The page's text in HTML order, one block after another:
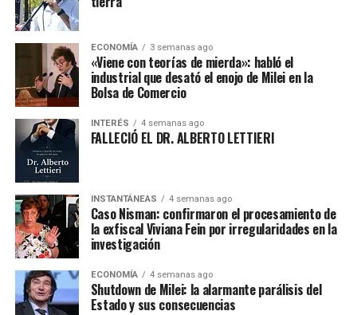
ECONOMÍA 3 semanas ago
«Viene con teorías de mierda»: habló el
industrial que desató el enojo de Milei en la
Bolsa de Comercio
INTERÉS 4 semanas ago
FALLECIÓ EL DR. ALBERTO LETTIERI
INSTANTÁNEAS 4 semanas ago
Caso Nisman: confirmaron el procesamiento de
la exfiscal Viviana Fein por irregularidades en la
investigación
ECONOMÍA 4 semanas ago
Shutdown de Milei: la alarmante parálisis del
Estado y sus consecuencias